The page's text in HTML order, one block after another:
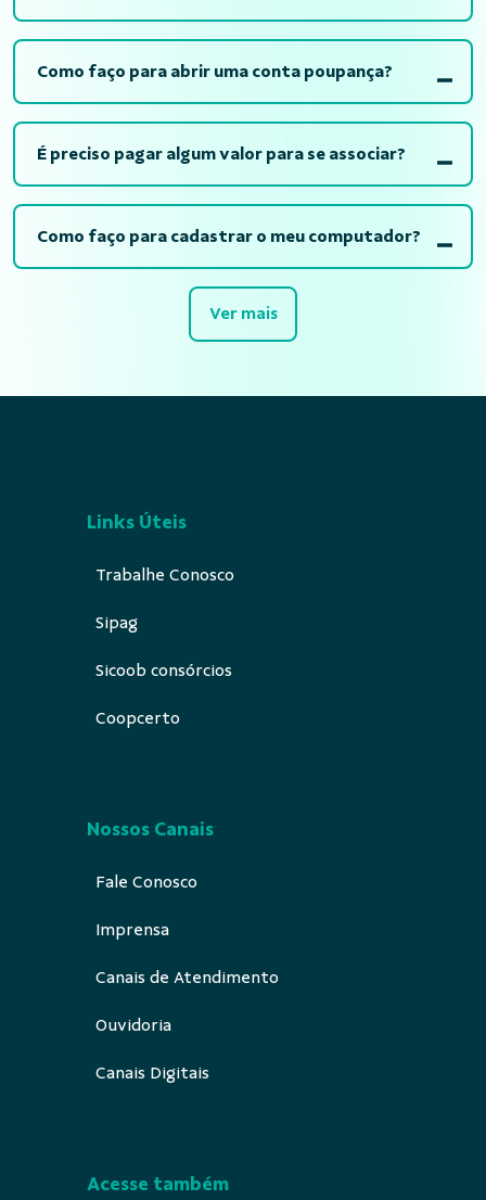
Como faço para abrir uma conta poupança?
É preciso pagar algum valor para se associar?
Como faço para cadastrar o meu computador?
Ver mais
Links Úteis
Trabalhe Conosco
Sipag
Sicoob consórcios
Coopcerto
Nossos Canais
Fale Conosco
Imprensa
Canais de Atendimento
Ouvidoria
Canais Digitais
Acesse também